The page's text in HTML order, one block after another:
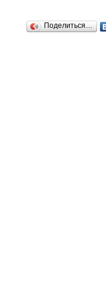
Поделиться…